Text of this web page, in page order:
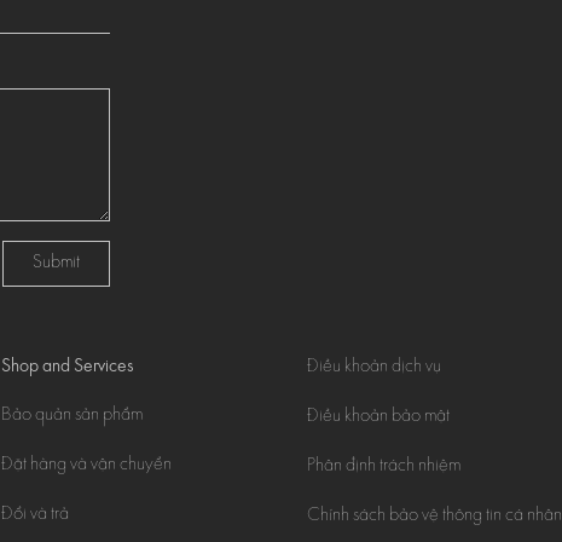
Submit
Shop and Services
Bảo quản sản phẩm
Đặt hàng và vận chuyển
Đổi và trả
Điều khoản dịch vụ
Điều khoản bảo mật
Phân định trách nhiệm
Chính sách bảo vệ thông tin cá nhân